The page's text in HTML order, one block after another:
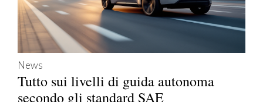
News
Tutto sui livelli di guida autonoma
secondo gli standard SAE